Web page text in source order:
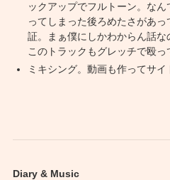
ックアップでフルトーン。な
ってしまった後ろめたさがあ
証。まぁ僕にしかわからん話
このトラックもグレッチで殴っ
ミキシング。動画も作ってサイ
Diary & Music